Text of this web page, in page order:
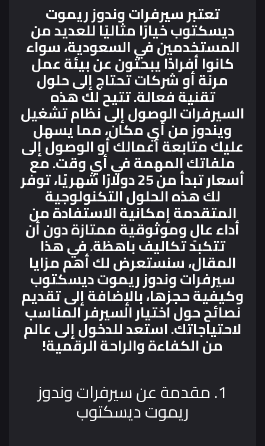
تعتبر سيرفرات وندوز ريموت
ديسكتوب خيارًا مثاليًا للعديد من
المستخدمين في السعودية، سواء
كانوا أفرادًا يبحثون عن بيئة عمل
مرنة أو شركات تحتاج إلى حلول
تقنية فعالة. تتيح لك هذه
السيرفرات الوصول إلى نظام تشغيل
ويندوز من أي مكان، مما يسهل
عليك متابعة أعمالك أو الوصول إلى
ملفاتك المهمة في أي وقت. مع
أسعار تبدأ من 25 دولارًا شهريًا، توفر
لك هذه الحلول التكنولوجية
المتقدمة إمكانية الاستفادة من
أداء عالٍ وموثوقية ممتازة دون أن
تتكبد تكاليف باهظة. في هذا
المقال، سنستعرض لك أهم مزايا
سيرفرات وندوز ريموت ديسكتوب
وكيفية حجزها، بالإضافة إلى تقديم
نصائح حول اختيار السيرفر المناسب
لاحتياجاتك. استعد للدخول إلى عالم
من الكفاءة والراحة الرقمية!
1. مقدمة عن سيرفرات وندوز
ريموت ديسكتوب